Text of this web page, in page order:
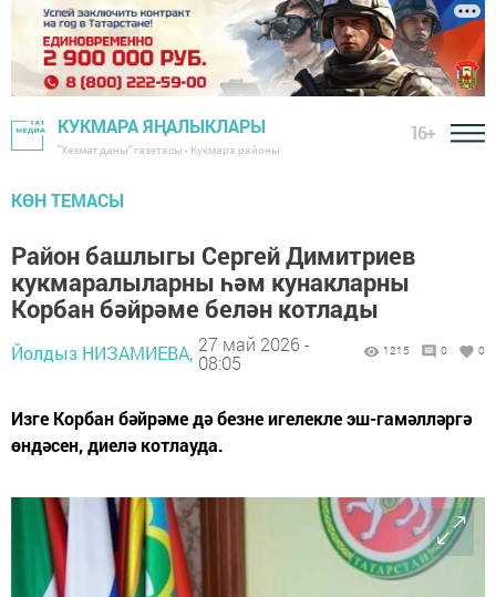
КУКМАРА ЯҢАЛЫКЛАРЫ
"Хезмәт даны" газетасы - Кукмара районы
16+
КӨН ТЕМАСЫ
Район башлыгы Сергей Димитриев
кукмаралыларны һәм кунакларны
Корбан бәйрәме белән котлады
Йолдыз НИЗАМИЕВА, 27 май 2026 -
08:05
1215 0 0
Изге Корбан бәйрәме дә безне игелекле эш-гамәлләргә
өндәсен, диелә котлауда.